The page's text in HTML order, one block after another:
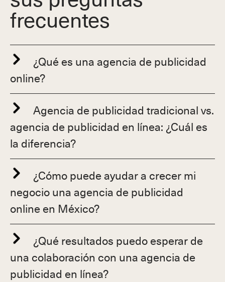
frecuentes
¿Qué es una agencia de publicidad
online?
Agencia de publicidad tradicional vs.
agencia de publicidad en línea: ¿Cuál es
la diferencia?
¿Cómo puede ayudar a crecer mi
negocio una agencia de publicidad
online en México?
¿Qué resultados puedo esperar de
una colaboración con una agencia de
publicidad en línea?